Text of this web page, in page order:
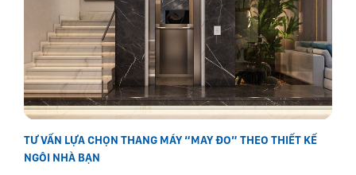
TƯ VẤN LỰA CHỌN THANG MÁY “MAY ĐO” THEO THIẾT KẾ
NGÔI NHÀ BẠN